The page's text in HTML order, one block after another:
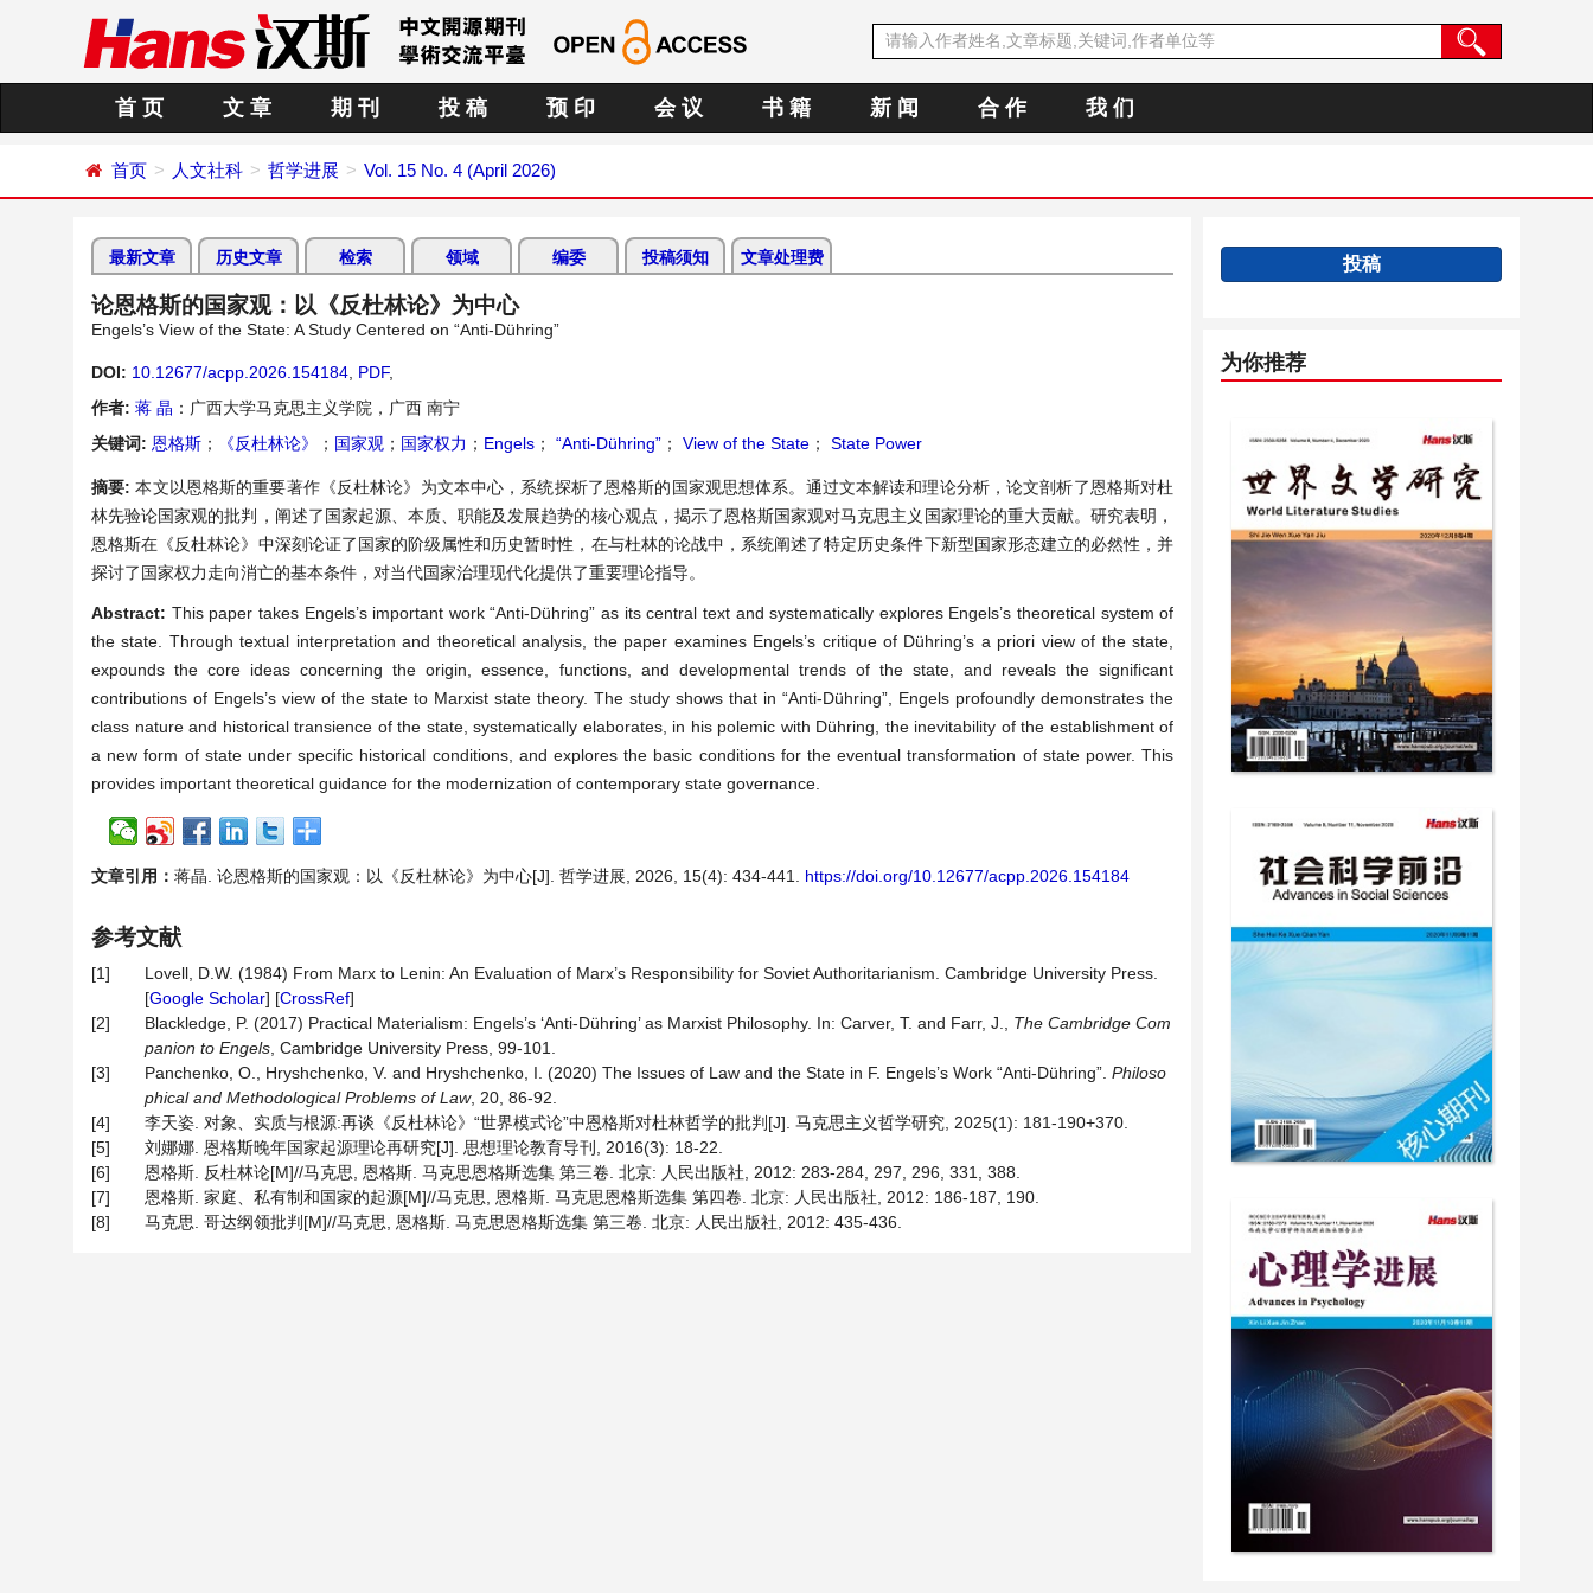
首 页 文 章 期 刊 投 稿 预 印 会 议 书 籍 新 闻 合 作 我 们
首页 人文社科 哲学进展 Vol. 15 No. 4 (April 2026)
最新文章 历史文章 检索 领域 编委 投稿须知 文章处理费
论恩格斯的国家观：以《反杜林论》为中心
Engels’s View of the State: A Study Centered on “Anti-Dühring”
DOI: 10.12677/acpp.2026.154184 PDF,
作者: 蒋 晶 ：广西大学马克思主义学院，广西 南宁
关键词: 恩格斯 ； 《反杜林论》 ； 国家观 ； 国家权力 ； Engels ； “Anti-Dühring” ； View of the State ； State Power
摘要:本文以恩格斯的重要著作《反杜林论》为文本中心，系统探析了恩格斯的国家观思想体系。通过文本解读和理论分析，论文剖析了恩格斯对杜
林先验论国家观的批判，阐述了国家起源、本质、职能及发展趋势的核心观点，揭示了恩格斯国家观对马克思主义国家理论的重大贡献。研究表明，
恩格斯在《反杜林论》中深刻论证了国家的阶级属性和历史暂时性，在与杜林的论战中，系统阐述了特定历史条件下新型国家形态建立的必然性，并
探讨了国家权力走向消亡的基本条件，对当代国家治理现代化提供了重要理论指导。
Abstract: This paper takes Engels’s important work “Anti-Dühring” as its central text and systematically explores Engels’s theoretical system of
the state. Through textual interpretation and theoretical analysis, the paper examines Engels’s critique of Dühring’s a priori view of the state,
expounds the core ideas concerning the origin, essence, functions, and developmental trends of the state, and reveals the significant
contributions of Engels’s view of the state to Marxist state theory. The study shows that in “Anti-Dühring”, Engels profoundly demonstrates the
class nature and historical transience of the state, systematically elaborates, in his polemic with Dühring, the inevitability of the establishment of
a new form of state under specific historical conditions, and explores the basic conditions for the eventual transformation of state power. This
provides important theoretical guidance for the modernization of contemporary state governance.
文章引用： 蒋晶. 论恩格斯的国家观：以《反杜林论》为中心[J]. 哲学进展, 2026, 15(4): 434-441. https://doi.org/10.12677/acpp.2026.154184
参考文献
[1]
Lovell, D.W. (1984) From Marx to Lenin: An Evaluation of Marx’s Responsibility for Soviet Authoritarianism. Cambridge University Press.
[Google Scholar] [CrossRef]
[2]
Blackledge, P. (2017) Practical Materialism: Engels’s ‘Anti-Dühring’ as Marxist Philosophy. In: Carver, T. and Farr, J., The Cambridge Com
panion to Engels , Cambridge University Press, 99-101.
[3]
Panchenko, O., Hryshchenko, V. and Hryshchenko, I. (2020) The Issues of Law and the State in F. Engels’s Work “Anti-Dühring”. Philoso
phical and Methodological Problems of Law, 20, 86-92.
[4]
李天姿. 对象、实质与根源:再谈《反杜林论》“世界模式论”中恩格斯对杜林哲学的批判[J]. 马克思主义哲学研究, 2025(1): 181-190+370.
[5]
刘娜娜. 恩格斯晚年国家起源理论再研究[J]. 思想理论教育导刊, 2016(3): 18-22.
[6]
恩格斯. 反杜林论[M]//马克思, 恩格斯. 马克思恩格斯选集 第三卷. 北京: 人民出版社, 2012: 283-284, 297, 296, 331, 388.
[7]
恩格斯. 家庭、私有制和国家的起源[M]//马克思, 恩格斯. 马克思恩格斯选集 第四卷. 北京: 人民出版社, 2012: 186-187, 190.
[8]
马克思. 哥达纲领批判[M]//马克思, 恩格斯. 马克思恩格斯选集 第三卷. 北京: 人民出版社, 2012: 435-436.
投稿
为你推荐